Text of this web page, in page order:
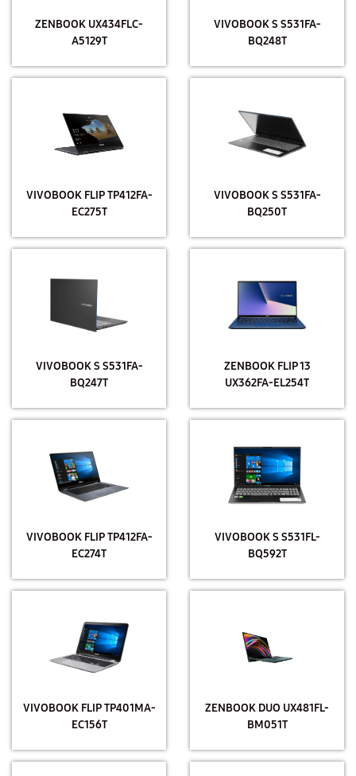
ZENBOOK UX434FLC-
A5129T
VIVOBOOK S S531FA-
BQ248T
VIVOBOOK FLIP TP412FA-
EC275T
VIVOBOOK S S531FA-
BQ250T
VIVOBOOK S S531FA-
BQ247T
ZENBOOK FLIP 13
UX362FA-EL254T
VIVOBOOK FLIP TP412FA-
EC274T
VIVOBOOK S S531FL-
BQ592T
VIVOBOOK FLIP TP401MA-
EC156T
ZENBOOK DUO UX481FL-
BM051T